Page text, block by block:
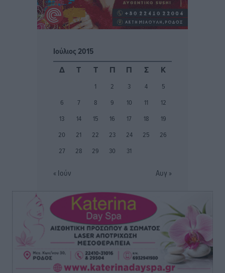
ταξί με τα «βανάκια» για την υποκλοπή μεταφορικού
έργου στη Ρόδο
Δεσμεύσεις χωρίς αντίκρισμα στην Κρεμαστή
Τοπικές Ειδήσεις πριν 2 ώρες
Τσαμπίκος Καραγιάννης: «Ο πρωτογενής τομέας
μπορεί να αποτελέσει τη δεύτερη μεγάλη δύναμη της
πριν 2 ώρες
οι επεκτάσεις, οι ενεργειακές αναβαθμίσεις σε
Ειδήσεις πριν 2 ώρες
Στη Ρόδο απολαμβάνει τις καλοκαιρινές της διακοπές
η Φαίη Σκορδά
Τοπικές Ειδήσεις πριν 2 ώρες
Ιούλιος 2015
Δ
Τ Τ Π Π Σ Κ
1 2 3 4
5
6
7 8 9 10 11
12
13
14 15 16 17 18
19
20
21 22 23 24 25
26
27
28 29 30 31
« Ιούν Αυγ »